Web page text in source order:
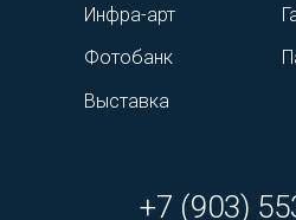
+7 (903)
Инфра-арт
Фотобанк
Выставка